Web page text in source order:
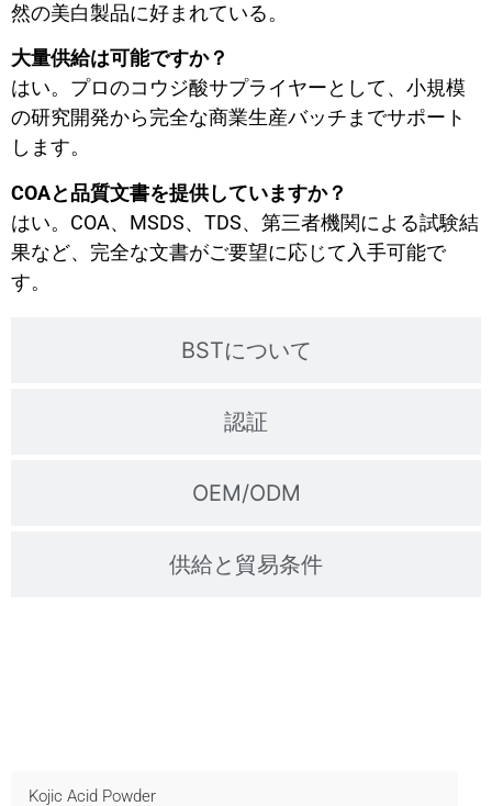
BSTについて
認証
OEM/ODM
供給と貿易条件
然の美白製品に好まれている。
大量供給は可能ですか？
はい。プロのコウジ酸サプライヤーとして、小規模
の研究開発から完全な商業生産バッチまでサポート
します。
COAと品質文書を提供していますか？
はい。COA、MSDS、TDS、第三者機関による試験結
果など、完全な文書がご要望に応じて入手可能で
す。